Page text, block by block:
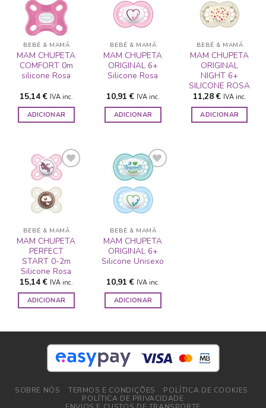
ADICIONAR
A LISTA DE
DESEJOS
BEBÉ & MAMÃ
MAM CHUPETA
COMFORT 0m
silicone Rosa
15,14€ IVA inc.
ADICIONAR
ADICIONAR
A LISTA DE
BEBÉ & MAMÃ
MAM CHUPETA
ORIGINAL 6+
Silicone Rosa
10,91€ IVA inc.
ADICIONAR
ADICIONAR
A LISTA DE
BEBÉ & MAMÃ
MAM CHUPETA
ORIGINAL
NIGHT 6+
SILICONE ROSA
11,28€ IVA inc.
ADICIONAR
ADICIONAR
A LISTA DE
BEBÉ & MAMÃ
MAM CHUPETA
PERFECT
START 0-2m
Silicone Rosa
15,14€ IVA inc.
ADICIONAR
ADICIONAR
A LISTA DE
BEBÉ & MAMÃ
MAM CHUPETA
ORIGINAL 6+
Silicone Unisexo
10,91€ IVA inc.
ADICIONAR
SOBRE NÓS TERMOS E CONDIÇÕES
POLÍTICA DE COOKIES
POLÍTICA DE PRIVACIDADE